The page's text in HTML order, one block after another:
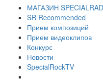
МАГАЗИН
SR Recommended
Прием композиций
Прием видеоклипов
Конкурс
Новости
SpecialRockTV